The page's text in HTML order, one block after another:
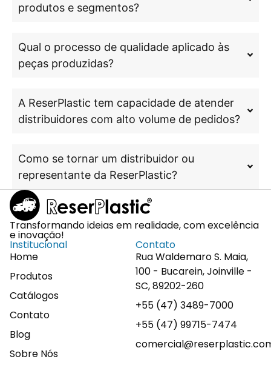
produtos e segmentos?
Qual o processo de qualidade aplicado às
peças produzidas?
A ReserPlastic tem capacidade de atender
distribuidores com alto volume de pedidos?
Como se tornar um distribuidor ou
representante da ReserPlastic?
Transformando ideias em realidade, com excelência
e inovação!
Institucional
Home
Produtos
Catálogos
Contato
Blog
Sobre Nós
Contato
Rua Waldemaro S. Maia,
100 - Bucarein, Joinville -
SC, 89202-260
+55 (47) 3489-7000
+55 (47) 99715-7474